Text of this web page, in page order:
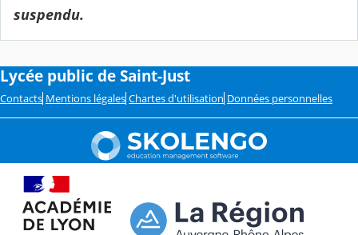
suspendu.
Lycée public de Saint-Just
Contacts Mentions légales Chartes d'utilisation Données personnelles